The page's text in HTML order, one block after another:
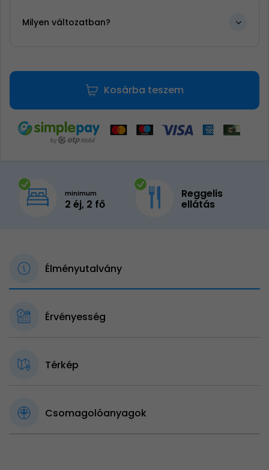
Milyen változatban?
Kosárba teszem
minimum
2 éj, 2 fő
Reggelis
ellátás
Élményutalvány
Érvényesség
Térkép
Csomagolóanyagok